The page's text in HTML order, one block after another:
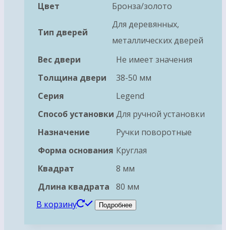
Цвет Бронза/золото
Тип дверей
Для деревянных,
металлических дверей
Вес двери
Не имеет значения
Толщина двери
38-50 мм
Серия
Legend
Способ установки Для ручной установки
Назначение
Ручки поворотные
Форма основания Круглая
Квадрат
8 мм
Длина квадрата
80 мм
В корзину
Подробнее